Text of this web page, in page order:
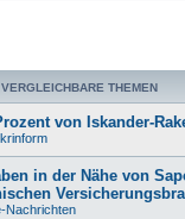
VERGLEICHBARE THEMEN
von Iskander-
in der Nähe von
Nachrichten